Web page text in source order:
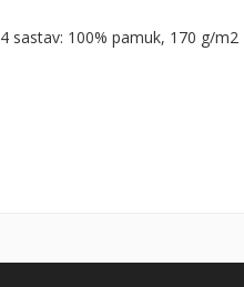
100% pamuk, 170 g/